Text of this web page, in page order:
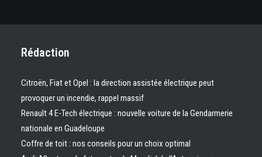
Rédaction
Citroën, Fiat et Opel : la direction assistée électrique peut
provoquer un incendie, rappel massif
Renault 4 E-Tech électrique : nouvelle voiture de la Gendarmerie
nationale en Guadeloupe
Coffre de toit : nos conseils pour un choix optimal